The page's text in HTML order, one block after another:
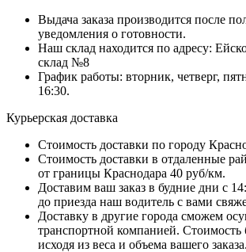
Выдача заказа производится после
уведомления о готовности.
Наш склад находится по адресу:
склад №8
График работы: вторник, четверг,
16:30.
Курьерская доставка
Стоимость доставки по городу
Стоимость доставки в отдаленные
от границы Краснодара 40 руб/км.
Доставим ваш заказ в будние дни с
до приезда наш водитель с вами
Доставку в другие города сможем
транспортной компанией. Стоимость
исходя из веса и объема вашего заказа.